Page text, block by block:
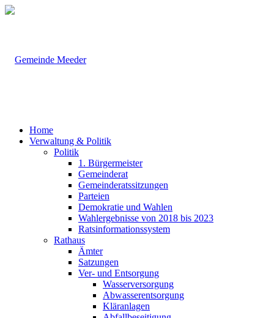
Home
Verwaltung & Politik
Politik
1. Bürgermeister
Gemeinderat
Gemeinderatssitzungen
Parteien
Demokratie und Wahlen
Wahlergebnisse von 2018 bis 2023
Ratsinformationssystem
Rathaus
Ämter
Satzungen
Ver- und Entsorgung
Wasserversorgung
Abwasserentsorgung
Kläranlagen